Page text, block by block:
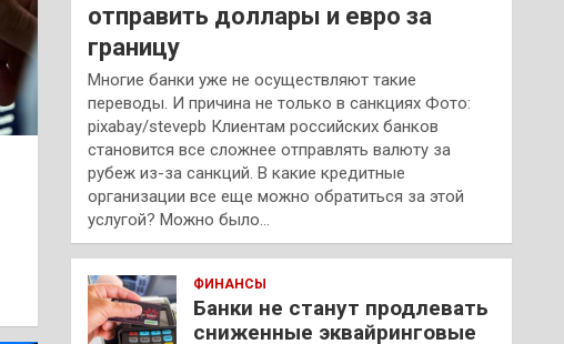
отправить доллары и евро за
границу
Многие банки уже не осуществляют такие
переводы. И причина не только в санкциях Фото:
pixabay/stevepb Клиентам российских банков
становится все сложнее отправлять валюту за
рубеж из-за санкций. В какие кредитные
организации все еще можно обратиться за этой
услугой? Можно было…
ФИНАНСЫ
Банки не станут продлевать
сниженные эквайринговые